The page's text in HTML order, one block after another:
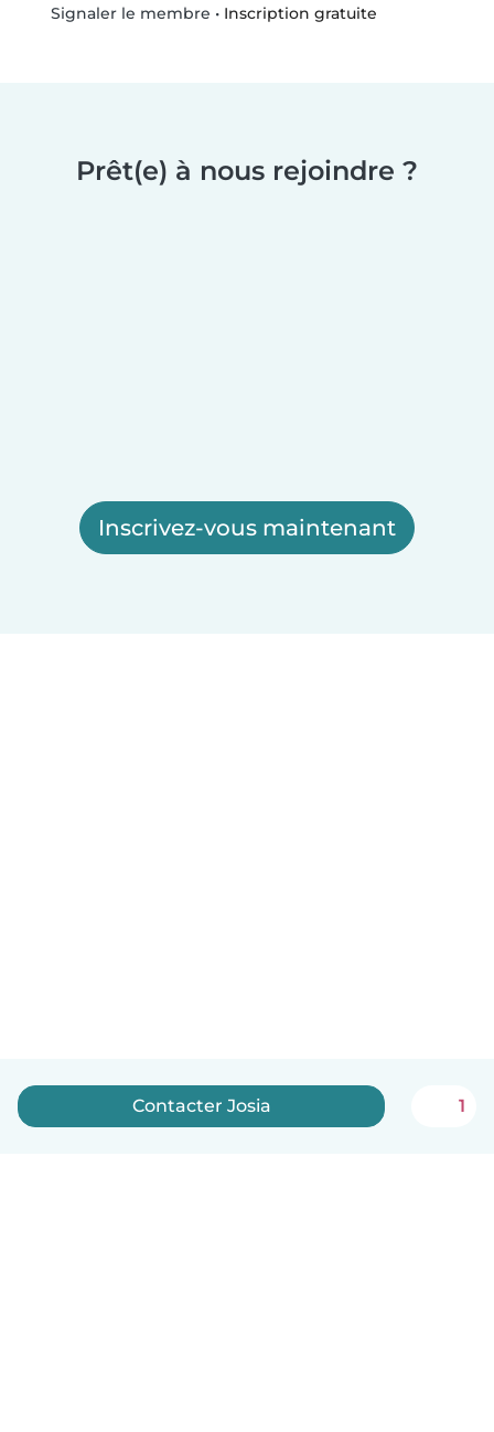
Signaler le membre • Inscription gratuite
Prêt(e) à nous rejoindre ?
Inscrivez-vous maintenant
Contacter Josia 1